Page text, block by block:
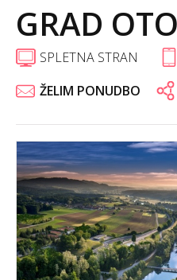
GRAD
SPLETNA STRAN
ŽELIM PONUDBO